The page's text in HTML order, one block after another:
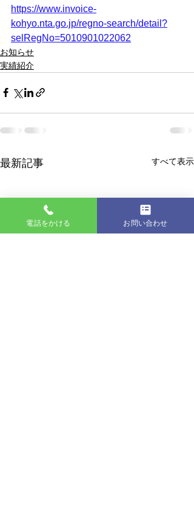
https://www.invoice-
kohyo.nta.go.jp/regno-search/detail?
selRegNo=5010901022062
お知らせ
実績紹介
最新記事 すべて表示
電話をかける お問い合わせ